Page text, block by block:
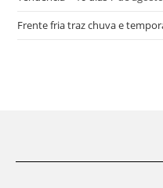
Frente fria traz chuva e